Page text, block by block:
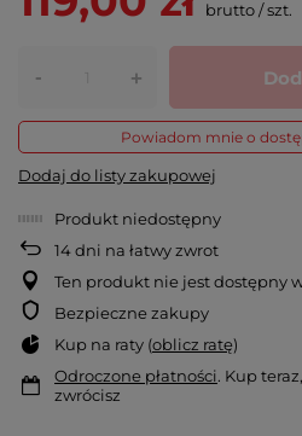
brutto/szt.
- +
Powiadom mnie o
Dodaj do listy zakupowej
Produkt niedostępny
14dni na łatwy zwrot
Ten produkt nie jest dostępny
Bezpieczne zakupy
Kup na raty (oblicz ratę)
Odroczone płatności. Kup
zwrócisz